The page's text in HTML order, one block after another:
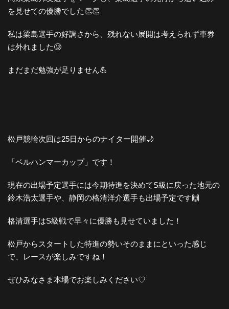
を見せての優勝でした👏👏
私は梁島選手の好調さから、残れない展開は考えられず車券
は外れました🥲
まだまだ勉強が足りません💪
松戸競輪次回は25日からのナイター開催🌙
「ベルハンマーカップ」です！
現在の出場予定選手には今期特進を決めてS級に戻った地元の
鈴木浩太選手や、静岡の格清洋介選手も出場予定です🙌
格清選手はS級戦で早々に優勝も見せていました！
松戸からスタートした特進の勢いそのままにといった感じ
で、レースが楽しみですね！
ぜひみなさま本場でお楽しみください♡